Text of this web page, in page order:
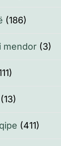
(186)
mendor (3)
(13)
(411)